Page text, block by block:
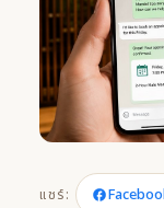
แชร์: